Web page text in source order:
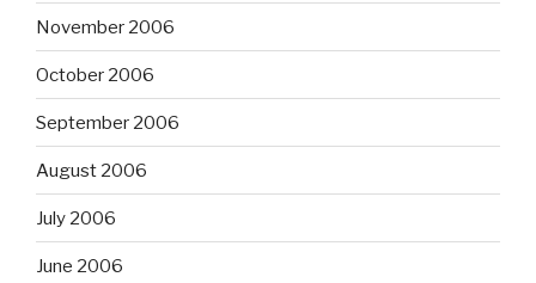
November 2006
October 2006
September 2006
August 2006
July 2006
June 2006